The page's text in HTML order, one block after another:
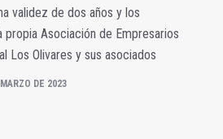
validez de dos años y los
propia Asociación de Empresarios
Los Olivares y sus asociados
DE 2023